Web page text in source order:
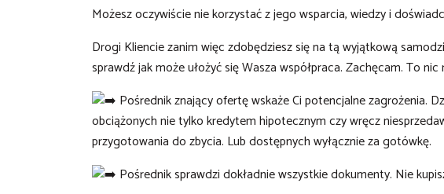
Możesz oczywiście nie korzystać z jego wsparcia, wiedzy i
Drogi Kliencie zanim więc zdobędziesz się na tą wyjątkową
sprawdź jak może ułożyć się Wasza współpraca. Zachęcam. To
Pośrednik znający ofertę wskaże Ci potencjalne zagrożenia.
obciążonych nie tylko kredytem hipotecznym czy wręcz
przygotowania do zbycia. Lub dostępnych wyłącznie za gotówkę.
Pośrednik sprawdzi dokładnie wszystkie dokumenty. Nie